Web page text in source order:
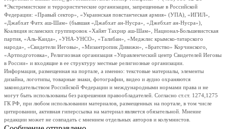
*Экстремистские и террористические организации, запрещенные в Российской
Федерации: «Правый сектор», «Украинская повстанческая армия» (УПА), «ИГИЛ»,
«Джабхат Фатх аш-Шам» (бывшая «Джабхат ан-Нусра», «Джебхат ан-Нусра»),
Коалиция исламских группировок «Хайят Тахрир аш-Шам», Национал-Большевистская
партия, «Аль-Каида», «УНА-УНСО», «Талибан», «Меджлис крымско-татарского
народа», «Свидетели Иеговы», «Мизантропик Дивижн», «Братство» Корчинского,
«Артподготовка», Религиозная организация «Управленческий центр Свидетелей Иеговы
в России» и входящие в ее структуру местные религиозные организации.
Информация, размещенная на портале, а именно: текстовые материалы, элементы
дизайна, логотипы, товарные знаки, фотографии, видео и аудио охраняются
законодательством Российской Федерации и международными нормами права и не
могут быть использованы без разрешения правообладателей. Согласно ст.ст. 1274,1275
ГК РФ, при любом использовании материалов, размещенных на портале, в том числе
цитировании, активная гиперссылка на материал является обязательной. Мнение
редакции может не совпадать с мнением отдельных авторов и колумнистов.